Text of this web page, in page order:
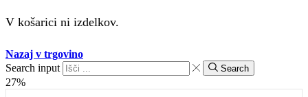
V košarici ni izdelkov.
Nazaj v trgovino
Search input
Search
27%